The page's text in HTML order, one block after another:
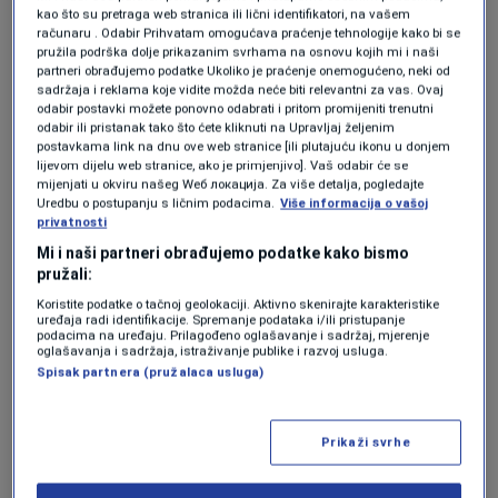
odraditi jer je njegov blizak suradnik, dakle,
morao bi reći svojim suradnicima da paze što
govore", komentirao je Jandroković novinarima
nakon sjednice Vlade.
Istog je stava i predsjednik Kluba zastupnika
HDZ-a u Hrvatskom saboru Branko Bačić koji
također smatra da bi se predsjednik Srbije
morao očitovati o izjavama svojih ministara, i
Vulina i srpskog ministra vanjskih poslova
Vulinovu izjavu po kojoj će Vučića u Hrvatskoj
dočekati hrpa ustaša na trgovima, komentirao
kao što su pretraga web stranica ili lični identifikatori, na vašem
računaru . Odabir Prihvatam omogućava praćenje tehnologije kako bi se
pružila podrška dolje prikazanim svrhama na osnovu kojih mi i naši
partneri obrađujemo podatke Ukoliko je praćenje onemogućeno, neki od
sadržaja i reklama koje vidite možda neće biti relevantni za vas. Ovaj
odabir postavki možete ponovno odabrati i pritom promijeniti trenutni
odabir ili pristanak tako što ćete kliknuti na Upravljaj željenim
postavkama link na dnu ove web stranice [ili plutajuću ikonu u donjem
lijevom dijelu web stranice, ako je primjenjivo]. Vaš odabir će se
mijenjati u okviru našeg Wеб локација. Za više detalja, pogledajte
Uredbu o postupanju s ličnim podacima. Više informacija o vašoj
privatnosti
Mi i naši partneri obrađujemo podatke kako bismo
pružali:
Koristite podatke o tačnoj geolokaciji. Aktivno skenirajte karakteristike
uređaja radi identifikacije. Spremanje podataka i/ili pristupanje
podacima na uređaju. Prilagođeno oglašavanje i sadržaj, mjerenje
oglašavanja i sadržaja, istraživanje publike i razvoj usluga.
Spisak partnera (pružalaca usluga)
Prikaži svrhe